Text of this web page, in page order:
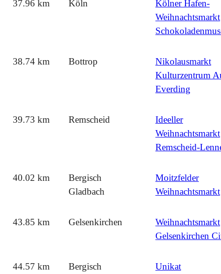
37.96 km Köln
Kölner Hafen-
Weihnachtsmarkt
38.74 km Bottrop
Nikolausmarkt
Kulturzentrum
Everding
39.73 km Remscheid
Ideeller
Weihnachtsmarkt
Remscheid-
40.02 km
Bergisch
Gladbach
Moitzfelder
Weihnachtsmarkt
43.85 km Gelsenkirchen
Weihnachtsmarkt
Gelsenkirchen
44.57 km
Bergisch
Unikat